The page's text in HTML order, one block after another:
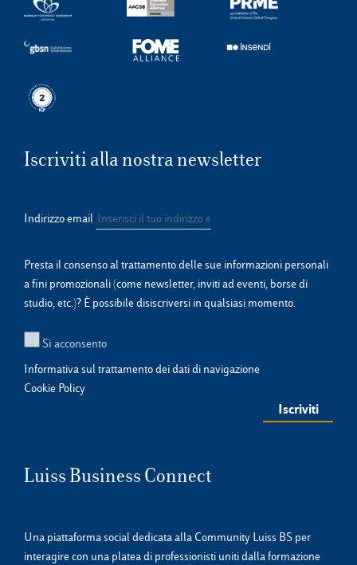
Iscriviti alla nostra newsletter
Indirizzo email
Presta il consenso al trattamento delle sue informazioni personali
a fini promozionali (come newsletter, inviti ad eventi, borse di
studio, etc.)? È possibile disiscriversi in qualsiasi momento.
Sì acconsento
Informativa sul trattamento dei dati di navigazione
Cookie Policy
Luiss Business Connect
Una piattaforma social dedicata alla Community Luiss BS per
interagire con una platea di professionisti uniti dalla formazione